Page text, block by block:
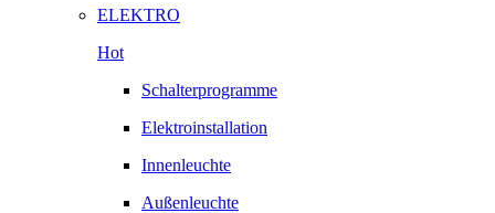
ELEKTRO
Hot
Schalterprogramme
Elektroinstallation
Innenleuchte
Außenleuchte